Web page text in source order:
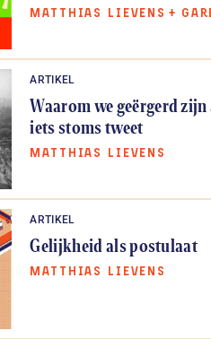
MATTHIAS LIEVENS +
ARTIKEL
Waarom we geërgerd
iets stoms tweet
MATTHIAS LIEVENS
ARTIKEL
Gelijkheid als postulaat
MATTHIAS LIEVENS